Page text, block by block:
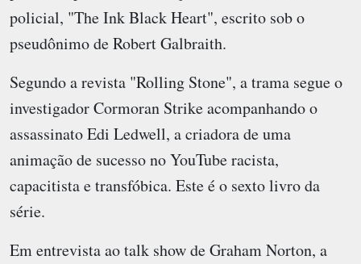
policial, "The Ink Black Heart", escrito sob o
pseudônimo de Robert Galbraith.
Segundo a revista "Rolling Stone", a trama segue o
investigador Cormoran Strike acompanhando o
assassinato Edi Ledwell, a criadora de uma
animação de sucesso no YouTube racista,
capacitista e transfóbica. Este é o sexto livro da
série.
Em entrevista ao talk show de Graham Norton, a